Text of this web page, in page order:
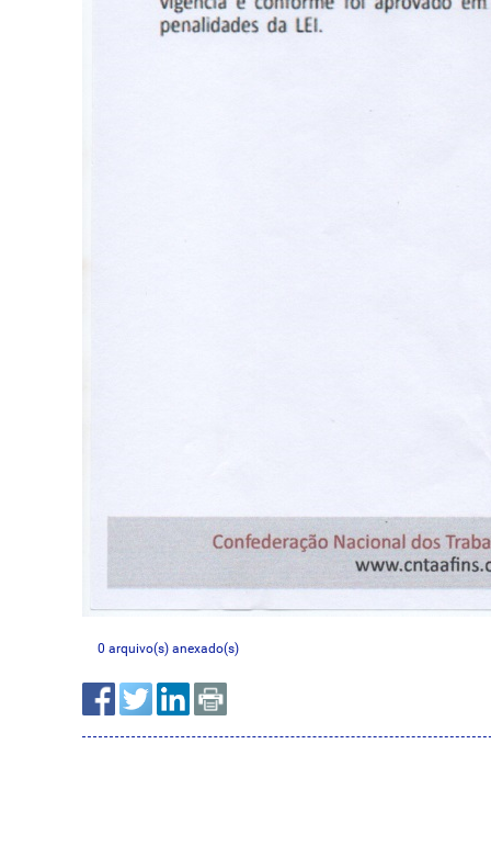
0 arquivo(s) anexado(s)